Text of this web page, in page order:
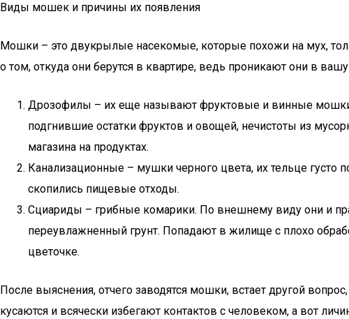
Виды мошек и причины их появления
Мошки – это двукрылые насекомые, которые похожи на мух,
о том, откуда они берутся в квартире, ведь проникают они в
Дрозофилы – их еще называют фруктовые и винные
подгнившие остатки фруктов и овощей, нечистоты из
магазина на продуктах.
Канализационные – мушки черного цвета, их тельце
скопились пищевые отходы.
Сциариды – грибные комарики. По внешнему виду они и
переувлажненный грунт. Попадают в жилище с плохо
цветочке.
После выяснения, отчего заводятся мошки, встает другой
кусаются и всячески избегают контактов с человеком, а вот